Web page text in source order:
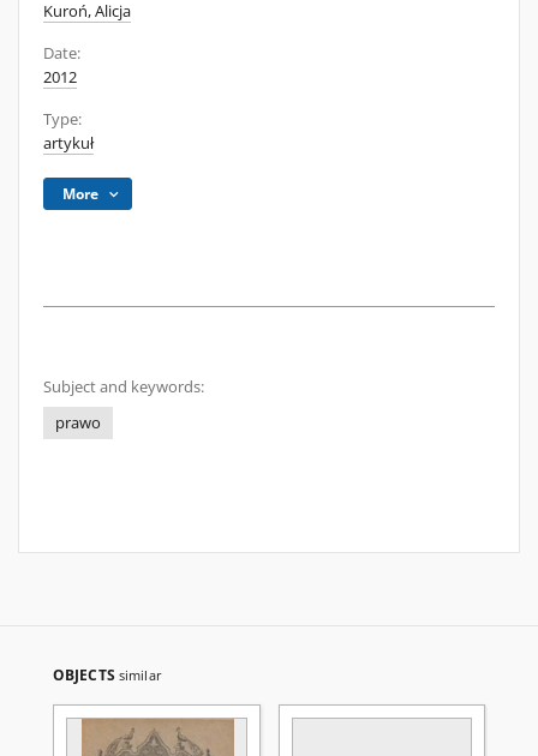
Kuroń, Alicja
Date:
2012
Type:
artykuł
More
Subject and keywords:
prawo
OBJECTS similar